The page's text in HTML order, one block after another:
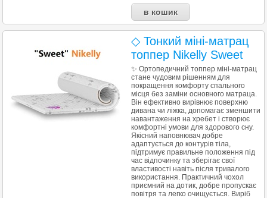
◇ Тонкий міні-матрац
топпер Nikelly Sweet
✨ Ортопедичний топпер міні-матрац
стане чудовим рішенням для
покращення комфорту спального
місця без заміни основного матраца.
Він ефективно вирівнює поверхню
дивана чи ліжка, допомагає зменшити
навантаження на хребет і створює
комфортні умови для здорового сну.
Якісний наповнювач добре
адаптується до контурів тіла,
підтримує правильне положення під
час відпочинку та зберігає свої
властивості навіть після тривалого
використання. Практичний чохол
приємний на дотик, добре пропускає
повітря та легко очищується. Виріб